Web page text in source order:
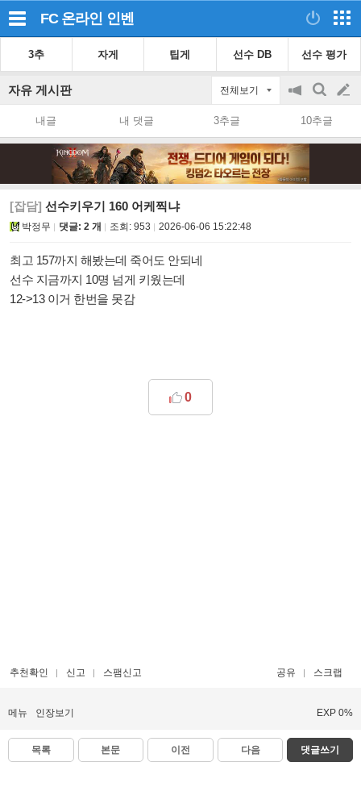
FC 온라인 인벤
3추 자게 팁게 선수 DB 선수 평가
자유 게시판 전체보기
공
지
on/off
검
색
글
쓰
내글 내 댓글 3추글 10추글
[잡담] 선수키우기 160 어케찍냐
박정무 댓글: 2 개 조회: 953 2026-06-06 15:22:48
최고 157까지 해봤는데 죽어도 안되네
선수 지금까지 10명 넘게 키웠는데
12->13 이거 한번을 못감
0
추천확인 신고 스팸신고 공유 스크랩
메뉴 인장보기 EXP 0%
목록 본문 이전 다음 댓글쓰기